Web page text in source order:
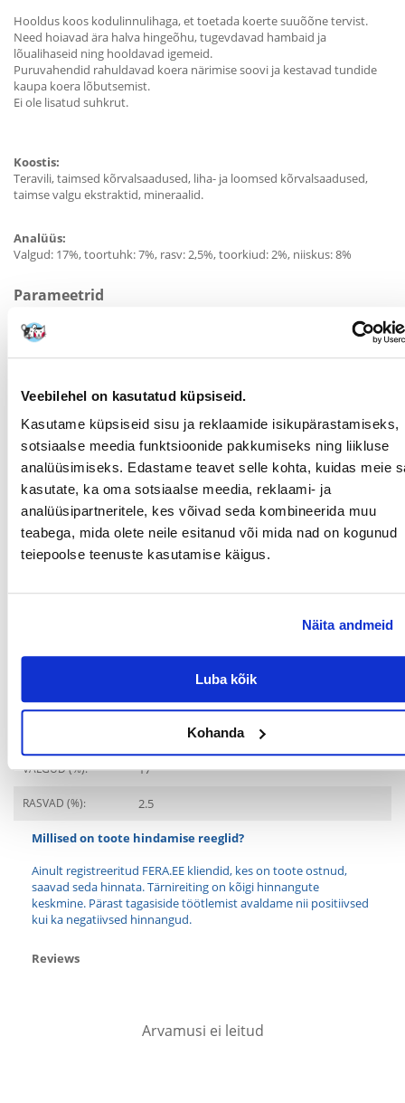
Veebilehel on kasutatud küpsiseid.
Kasutame küpsiseid sisu ja reklaamide isikupärastamiseks,
sotsiaalse meedia funktsioonide pakkumiseks ning liikluse
analüüsimiseks. Edastame teavet selle kohta, kuidas meie
kasutate, ka oma sotsiaalse meedia, reklaami- ja
analüüsipartneritele, kes võivad seda kombineerida muu
teabega, mida olete neile esitanud või mida nad on kogunud
teiepoolse teenuste kasutamise käigus.
Näita andmeid
Luba kõik
Kohanda
Hooldus koos kodulinnulihaga, et toetada koerte suuõõne tervist.
Need hoiavad ära halva hingeõhu, tugevdavad hambaid ja
lõualihaseid ning hooldavad igemeid.
Puruvahendid rahuldavad koera närimise soovi ja kestavad tundide
kaupa koera lõbutsemist.
Ei ole lisatud suhkrut.
Koostis:
Teravili, taimsed kõrvalsaadused, liha- ja loomsed kõrvalsaadused,
taimse valgu ekstraktid, mineraalid.
Analüüs:
Valgud: 17%, toortuhk: 7%, rasv: 2,5%, toorkiud: 2%, niiskus: 8%
Parameetrid
LEMMIKLOOMA
TÜÜP:
PRODUCENT: TRIXIE
Otstarve
ELUETAPP: Kõik
Loomse päritoluga tooted
VALGUD (%): 17
RASVAD (%): 2.5
Millised on toote hindamise reeglid?
Ainult registreeritud FERA.EE kliendid, kes on toote ostnud,
saavad seda hinnata. Tärnireiting on kõigi hinnangute
keskmine. Pärast tagasiside töötlemist avaldame nii positiivsed
kui ka negatiivsed hinnangud.
Reviews
Arvamusi ei leitud